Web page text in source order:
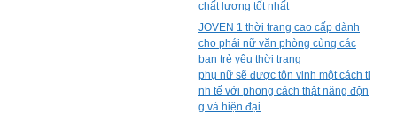
chất lượng tốt nhất
JOVEN 1 thời trang cao cấp dành
cho phái nữ văn phòng cùng các
bạn trẻ yêu thời trang
phụ nữ sẽ được tôn vinh một cách ti
nh tế với phong cách thật năng độn
g và hiện đại